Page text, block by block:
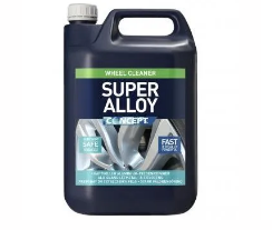
Sellel
tootel
on
mitu
Valikud
saab
teha
toote